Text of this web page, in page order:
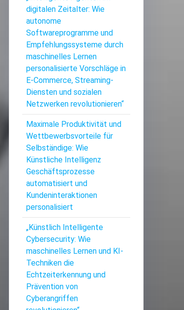
digitalen Zeitalter: Wie
autonome
Softwareprogramme und
Empfehlungssysteme durch
maschinelles Lernen
personalisierte Vorschläge in
E-Commerce, Streaming-
Diensten und sozialen
Netzwerken revolutionieren“
Maximale Produktivität und
Wettbewerbsvorteile für
Selbständige: Wie
Künstliche Intelligenz
Geschäftsprozesse
automatisiert und
Kundeninteraktionen
personalisiert
„Künstlich Intelligente
Cybersecurity: Wie
maschinelles Lernen und KI-
Techniken die
Echtzeiterkennung und
Prävention von
Cyberangriffen